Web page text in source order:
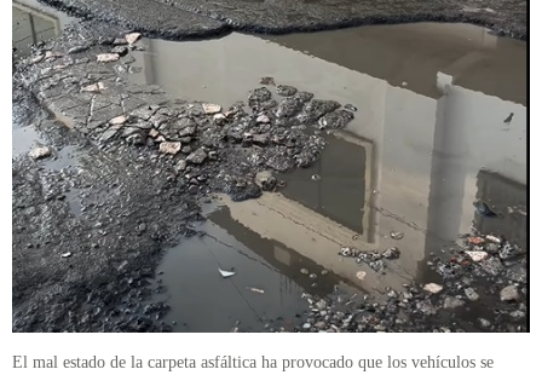
El mal estado de la carpeta asfáltica ha provocado que los vehículos se